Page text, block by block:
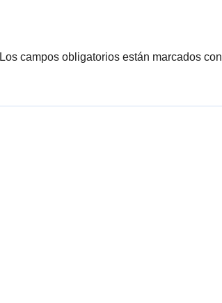
Los campos obligatorios están marcados con